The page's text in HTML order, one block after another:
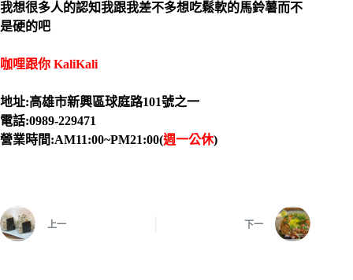
我想很多人的認知我跟我差不多想吃鬆軟的馬鈴薯而不
是硬的吧
咖哩跟你 KaliKali
地址:高雄市新興區球庭路101號之一
電話:0989-229471
營業時間:AM11:00~PM21:00(週一公休)
上一 下一